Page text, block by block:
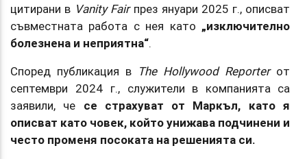
цитирани в Vanity Fairпрез януари 2025 г., описват
съвместната работа с нея като „изключително
болезнена и неприятна“.
Според публикация в The Hollywood Reporterот
септември 2024 г., служители в компанията са
заявили, че се страхуват от Маркъл, като я
описват като човек, който унижава подчинени и
често променя посоката на решенията си.